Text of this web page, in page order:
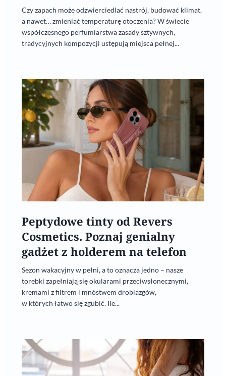
Czy zapach może odzwierciedlać nastrój, budować klimat,
a nawet… zmieniać temperaturę otoczenia? W świecie
współczesnego perfumiarstwa zasady sztywnych,
tradycyjnych kompozycji ustępują miejsca pełnej...
Peptydowe tinty od Revers
Cosmetics. Poznaj genialny
gadżet z holderem na telefon
Sezon wakacyjny w pełni, a to oznacza jedno – nasze
torebki zapełniają się okularami przeciwsłonecznymi,
kremami z filtrem i mnóstwem drobiazgów,
w których łatwo się zgubić. Ile...